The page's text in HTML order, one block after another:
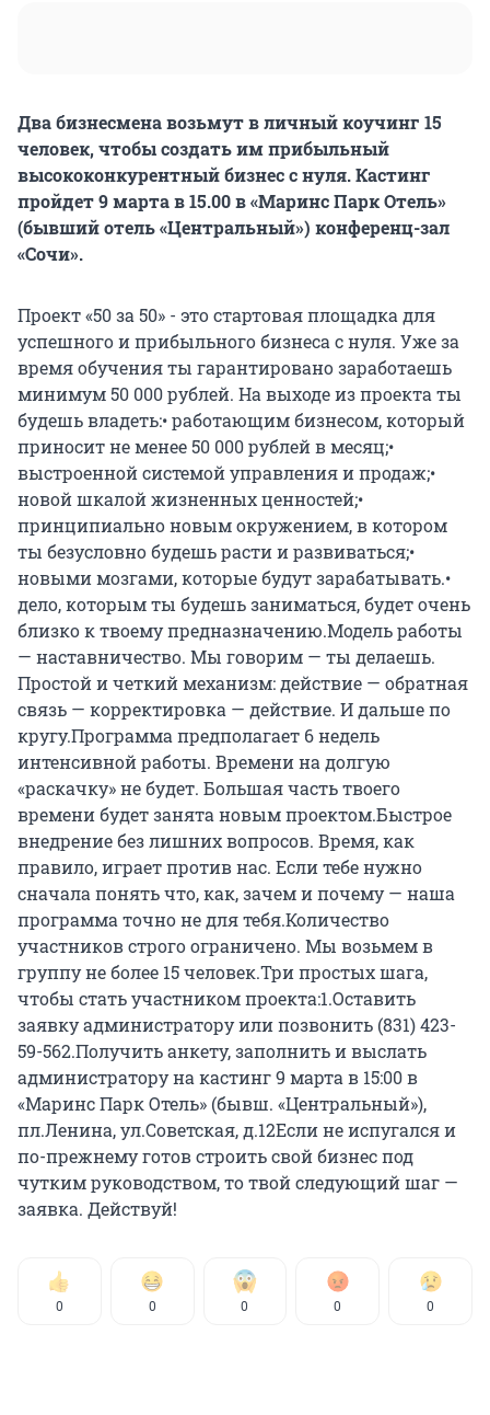
Два бизнесмена возьмут в личный коучинг 15
человек, чтобы создать им прибыльный
высококонкурентный бизнес с нуля. Кастинг
пройдет 9 марта в 15.00 в «Маринс Парк Отель»
(бывший отель «Центральный») конференц-зал
«Сочи».
Проект «50 за 50» - это стартовая площадка для
успешного и прибыльного бизнеса с нуля. Уже за
время обучения ты гарантировано заработаешь
минимум 50 000 рублей. На выходе из проекта ты
будешь владеть:• работающим бизнесом, который
приносит не менее 50 000 рублей в месяц;•
выстроенной системой управления и продаж;•
новой шкалой жизненных ценностей;•
принципиально новым окружением, в котором
ты безусловно будешь расти и развиваться;•
новыми мозгами, которые будут зарабатывать.•
дело, которым ты будешь заниматься, будет очень
близко к твоему предназначению.Модель работы
— наставничество. Мы говорим — ты делаешь.
Простой и четкий механизм: действие — обратная
связь — корректировка — действие. И дальше по
кругу.Программа предполагает 6 недель
интенсивной работы. Времени на долгую
«раскачку» не будет. Большая часть твоего
времени будет занята новым проектом.Быстрое
внедрение без лишних вопросов. Время, как
правило, играет против нас. Если тебе нужно
сначала понять что, как, зачем и почему — наша
программа точно не для тебя.Количество
участников строго ограничено. Мы возьмем в
группу не более 15 человек.Три простых шага,
чтобы стать участником проекта:1.Оставить
заявку администратору или позвонить (831) 423-
59-562.Получить анкету, заполнить и выслать
администратору на кастинг 9 марта в 15:00 в
«Маринс Парк Отель» (бывш. «Центральный»),
пл.Ленина, ул.Советская, д.12Если не испугался и
по-прежнему готов строить свой бизнес под
чутким руководством, то твой следующий шаг —
заявка. Действуй!
0 0 0 0 0